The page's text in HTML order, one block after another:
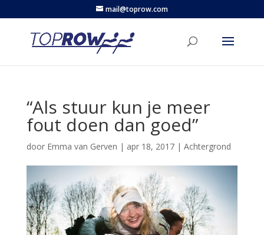
mail@toprow.com
“Als stuur kun je meer
fout doen dan goed”
door Emma van Gerven | apr 18, 2017| Achtergrond